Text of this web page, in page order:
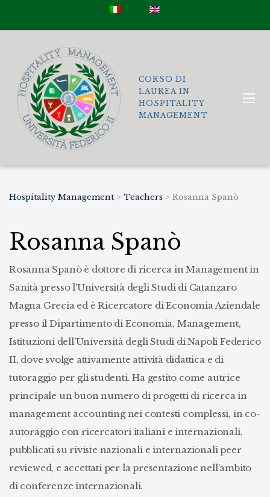
CORSO DI
LAUREA IN
HOSPITALITY
MANAGEMENT
Hospitality Management > Teachers > Rosanna Spanò
Rosanna Spanò
Rosanna Spanò è dottore di ricerca in Management in
Sanità presso l’Università degli Studi di Catanzaro
Magna Grecia ed è Ricercatore di Economia Aziendale
presso il Dipartimento di Economia, Management,
Istituzioni dell’Università degli Studi di Napoli Federico
II, dove svolge attivamente attività didattica e di
tutoraggio per gli studenti. Ha gestito come autrice
principale un buon numero di progetti di ricerca in
management accounting nei contesti complessi, in co-
autoraggio con ricercatori italiani e internazionali,
pubblicati su riviste nazionali e internazionali peer
reviewed, e accettati per la presentazione nell’ambito
di conferenze internazionali.